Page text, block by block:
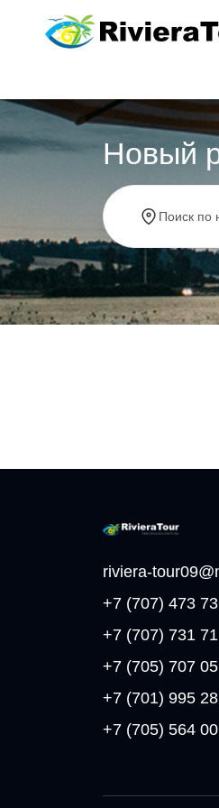
Новый
riviera-
+7 (707) 473
+7 (707) 731
+7 (705) 707
+7 (701) 995
+7 (705) 564